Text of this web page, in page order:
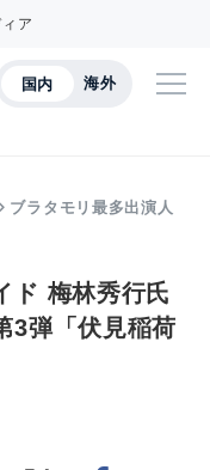
ア
国内 海外
ブラタモリ最多出演人
ド 梅林秀行氏
3弾「伏見稲荷